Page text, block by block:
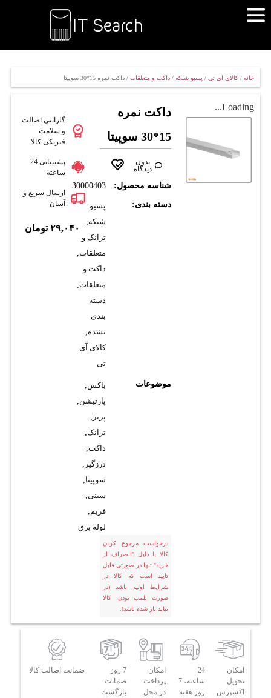
خانه/ کالای آی تی/ پسیو شبکه/ داکت و متعلقات/ داکت نمره 15*30 سوپيتا
Loading...
داکت نمره
15*30 سوپيتا
بدون
دیدگاه
شناسه محصول: 30000403
دسته بندی:
پسیو
شبکه,
ترانک و
متعلقات,
داکت و
متعلقات,
دسته
بندی
نشده,
کالای آی
تی
موضوعات باکس,
پارتیشن,
پریز ,
ترانک,
داکت,
درزگیر ,
سوپیتا,
سینی,
فریم,
لوله برق
درخواست مرجوع کردن
کالا با دلیل "انصراف از
خرید" تنها در صورتی قابل
تایید است که کالا در
شرایط اولیه باشد (در
صورت پلمپ بودن، کالا
نباید باز شده باشد).
گارانتی اصالت
و سلامت
فیزیکی کالا
پشتیبانی 24
ساعته
ارسال سریع و
آسان
۲۹,۰۴۰ تومان
امکان
تحویل
اکسپرس
24
ساعته، 7
روز هفته
امکان
پرداخت
در محل
7 روز
ضمانت
بازگشت
ضمانت اصالت کالا